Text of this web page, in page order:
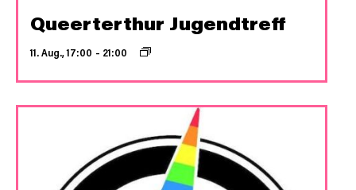
Queerterthur Jugendtreff
11. Aug., 17:00 – 21:00